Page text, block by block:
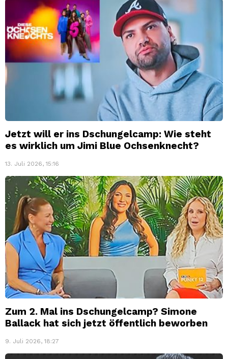
Jetzt will er ins Dschungelcamp: Wie steht
es wirklich um Jimi Blue Ochsenknecht?
13. Juli 2026, 15:16
Zum 2. Mal ins Dschungelcamp? Simone
Ballack hat sich jetzt öffentlich beworben
9. Juli 2026, 18:27